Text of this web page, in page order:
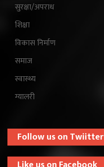
सुरक्षा/अपराध
शिक्षा
विकास निर्माण
समाज
स्वास्थ्य
ग्यालरी
Follow us on Twiitter